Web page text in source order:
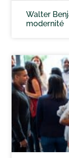
Walter
modernité